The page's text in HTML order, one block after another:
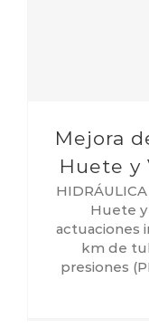
Mejora
Huete y
Huete y
actuaciones
km de
presiones